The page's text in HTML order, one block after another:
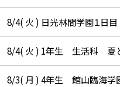
8/4( 火 ) 日光林間学園１日目
8/4( 火 ) 1年生 生活科 夏
8/3( 月 ) 4年生 館山臨海